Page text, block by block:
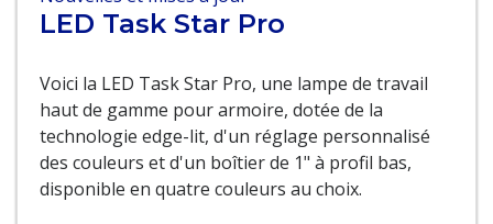
LED Task Star Pro
Voici la LED Task Star Pro, une lampe de travail
haut de gamme pour armoire, dotée de la
technologie edge-lit, d'un réglage personnalisé
des couleurs et d'un boîtier de 1" à profil bas,
disponible en quatre couleurs au choix.